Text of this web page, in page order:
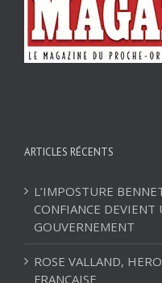
ARTICLES RÉCENTS
L’IMPOSTURE
CONFIANCE
GOUVERNEMENT
ROSE VALLAND,
FRANÇAISE